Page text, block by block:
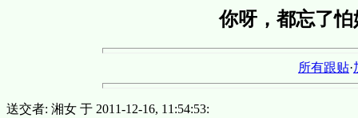
你呀，都忘了
所有跟贴·
送交者: 湘女 于 2011-12-16, 11:54:53: